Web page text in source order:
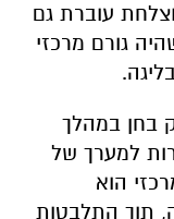
עוברת גם
גורם מרכזי
בחן במהלך
למערך של
הוא
תוך התלבטות